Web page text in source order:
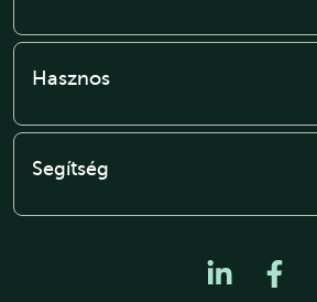
Hasznos
Segítség